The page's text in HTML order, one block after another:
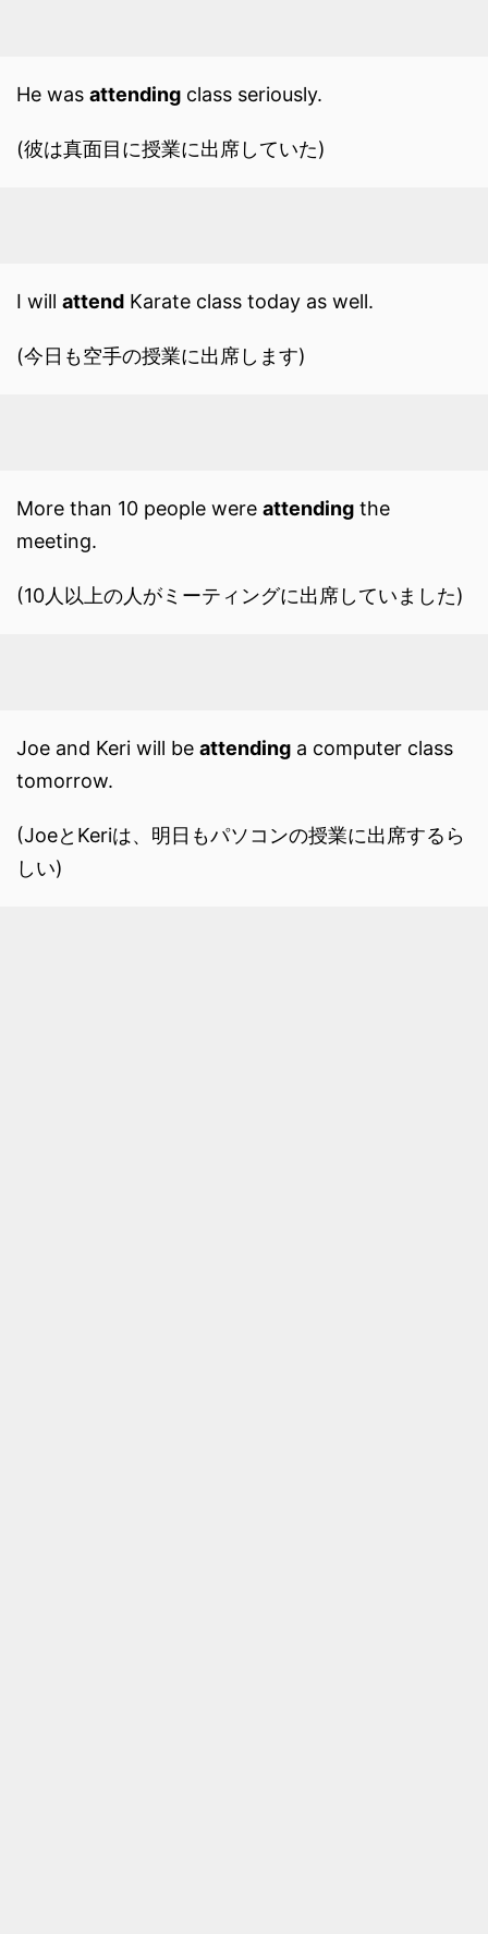
He was attending class seriously.
(彼は真面目に授業に出席していた)
I will attend Karate class today as well.
(今日も空手の授業に出席します)
More than 10 people were attending the
meeting.
(10人以上の人がミーティングに出席していました)
Joe and Keri will be attending a computer class
tomorrow.
(JoeとKeriは、明日もパソコンの授業に出席するら
しい)